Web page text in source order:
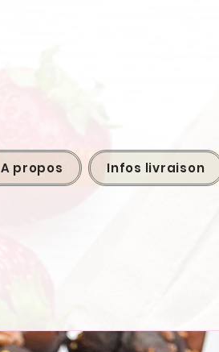
A propos Infos livraison